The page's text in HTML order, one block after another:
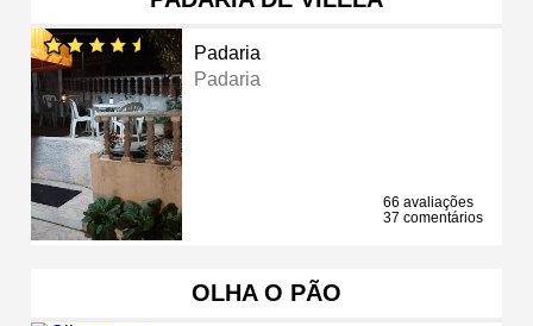
Padaria
Padaria
66 avaliações
37 comentários
OLHA O PÃO